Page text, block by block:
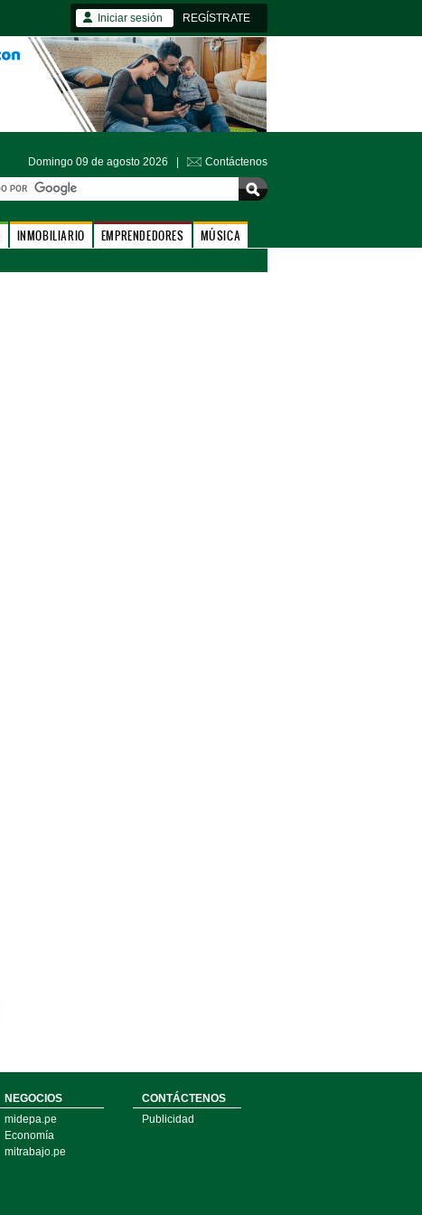
Iniciar sesión REGÍSTRATE
Domingo 09 de agosto 2026 | Contáctenos
INMOBILIARIO EMPRENDEDORES MÚSICA
NEGOCIOS
midepa.pe
Economía
mitrabajo.pe
CONTÁCTENOS
Publicidad